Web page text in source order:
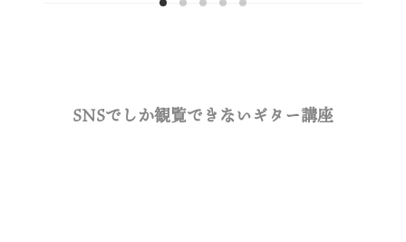
SNSでしか観覧できないギター講座